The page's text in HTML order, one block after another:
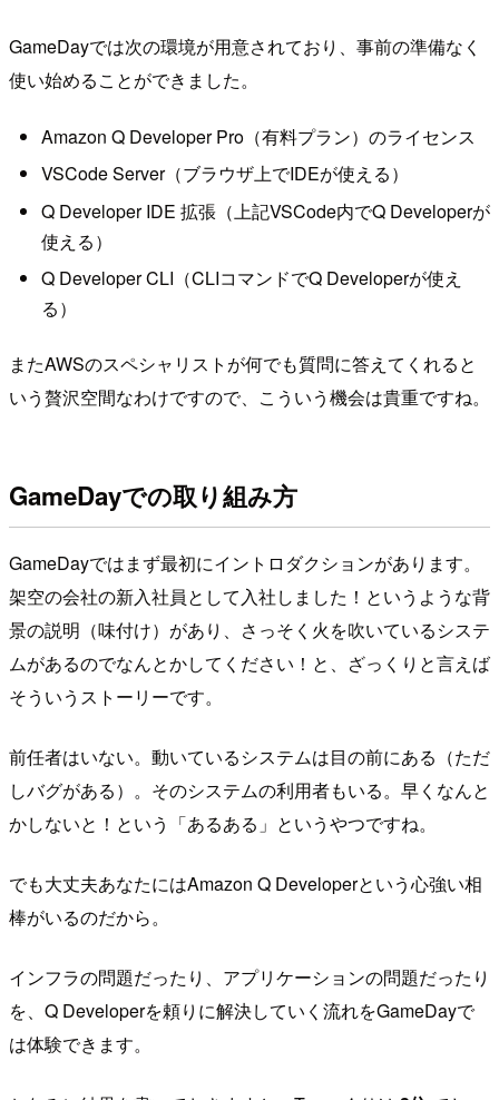
GameDayでは次の環境が用意されており、事前の準備なく
使い始めることができました。
Amazon Q Developer Pro（有料プラン）のライセンス
VSCode Server（ブラウザ上でIDEが使える）
Q Developer IDE 拡張（上記VSCode内でQ Developerが
使える）
Q Developer CLI（CLIコマンドでQ Developerが使え
る）
またAWSのスペシャリストが何でも質問に答えてくれると
いう贅沢空間なわけですので、こういう機会は貴重ですね。
GameDayでの取り組み方
GameDayではまず最初にイントロダクションがあります。
架空の会社の新入社員として入社しました！というような背
景の説明（味付け）があり、さっそく火を吹いているシステ
ムがあるのでなんとかしてください！と、ざっくりと言えば
そういうストーリーです。
前任者はいない。動いているシステムは目の前にある（ただ
しバグがある）。そのシステムの利用者もいる。早くなんと
かしないと！という「あるある」というやつですね。
でも大丈夫あなたにはAmazon Q Developerという心強い相
棒がいるのだから。
インフラの問題だったり、アプリケーションの問題だったり
を、Q Developerを頼りに解決していく流れをGameDayで
は体験できます。